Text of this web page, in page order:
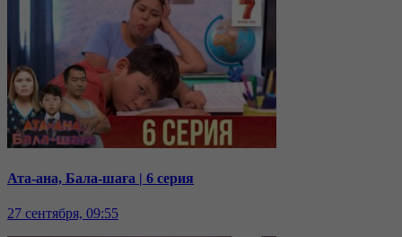
Ата-ана, Бала-шаға | 6 серия
27 сентября, 09:55